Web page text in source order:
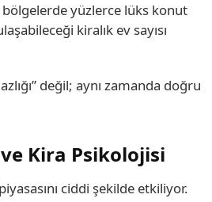
bölgelerde yüzlerce lüks konut
kiralık ev sayısı
değil; aynı zamanda doğru
Kira Psikolojisi
ciddi şekilde etkiliyor.